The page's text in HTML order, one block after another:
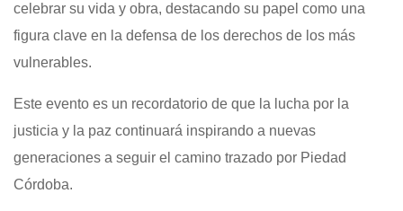
celebrar su vida y obra, destacando su papel como una
figura clave en la defensa de los derechos de los más
vulnerables.
Este evento es un recordatorio de que la lucha por la
justicia y la paz continuará inspirando a nuevas
generaciones a seguir el camino trazado por Piedad
Córdoba.